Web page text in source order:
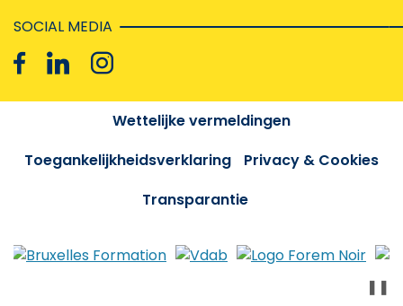
SOCIAL MEDIA
Wettelijke vermeldingen
Toegankelijkheidsverklaring
Privacy & Cookies
Transparantie
❚❚